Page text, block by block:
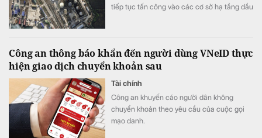
tiếp tục tấn công vào các cơ sở hạ tầng dầu
Công an thông báo khẩn đến người dùng VNeID thực
hiện giao dịch chuyển khoản sau
Tài chính
Công an khuyến cáo người dân không
chuyển khoản theo yêu cầu của cuộc gọi
mạo danh.